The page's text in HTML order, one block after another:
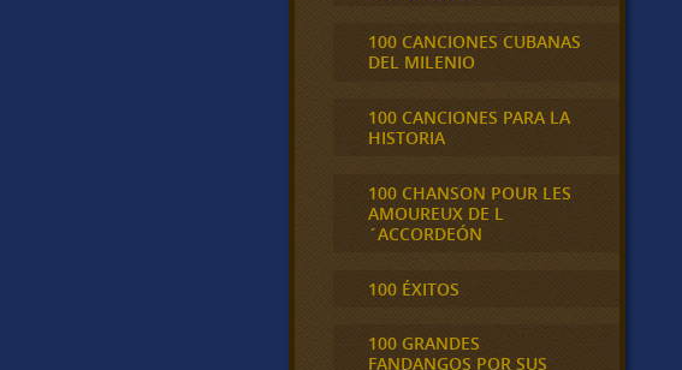
100 CANCIONES CUBANAS
DEL MILENIO
100 CANCIONES PARA LA
HISTORIA
100 CHANSON POUR LES
AMOUREUX DE L
´ACCORDEÓN
100 ÉXITOS
100 GRANDES
FANDANGOS POR SUS